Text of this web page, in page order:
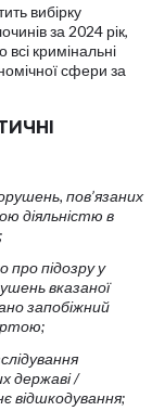
вибірку
за 2024 рік,
кримінальні
сфери за
пов’язаних
діяльністю в
про підозру у
вказаної
запобіжний
державі /
відшкодування;